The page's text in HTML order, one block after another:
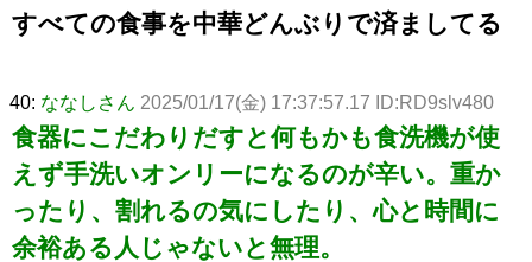
すべての食事を中華どんぶりで済ましてる
40: ななしさん 2025/01/17(金) 17:37:57.17 ID:RD9slv480
食器にこだわりだすと何もかも食洗機が使
えず手洗いオンリーになるのが辛い。重か
ったり、割れるの気にしたり、心と時間に
余裕ある人じゃないと無理。